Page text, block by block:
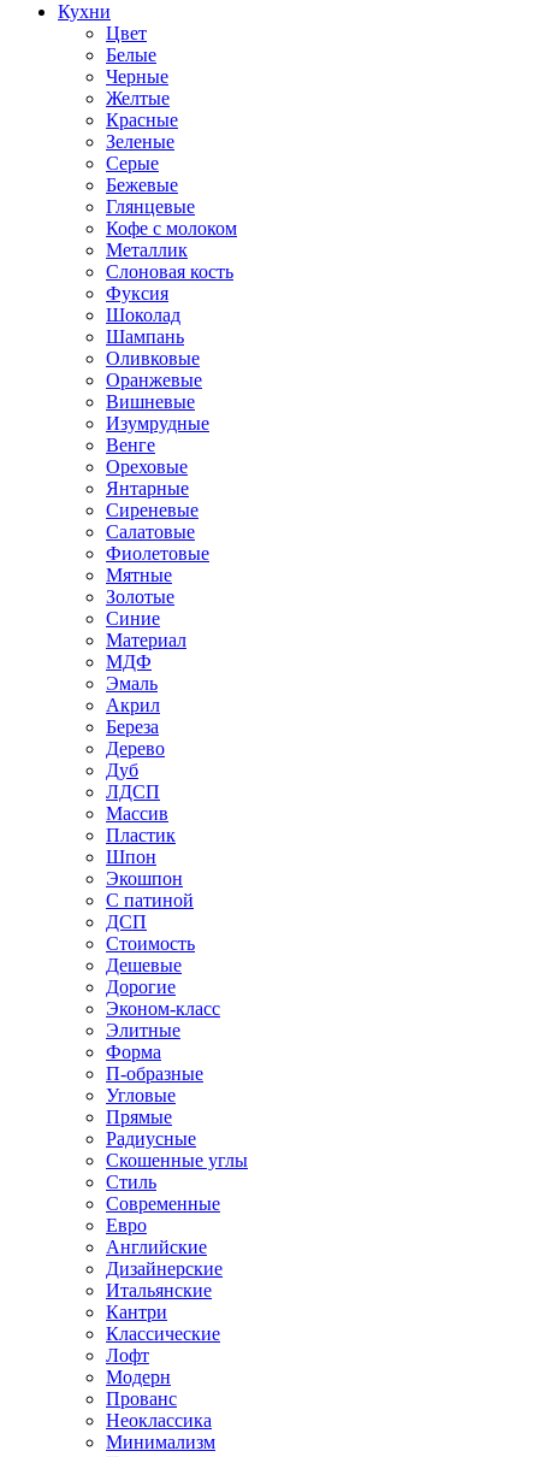
Кухни
Цвет
Белые
Черные
Желтые
Красные
Зеленые
Серые
Бежевые
Глянцевые
Кофе с молоком
Металлик
Слоновая кость
Фуксия
Шоколад
Шампань
Оливковые
Оранжевые
Вишневые
Изумрудные
Венге
Ореховые
Янтарные
Сиреневые
Салатовые
Фиолетовые
Мятные
Золотые
Синие
Материал
МДФ
Эмаль
Акрил
Береза
Дерево
Дуб
ЛДСП
Массив
Пластик
Шпон
Экошпон
С патиной
ДСП
Стоимость
Дешевые
Дорогие
Эконом-класс
Элитные
Форма
П-образные
Угловые
Прямые
Радиусные
Скошенные углы
Стиль
Современные
Евро
Английские
Дизайнерские
Итальянские
Кантри
Классические
Лофт
Модерн
Прованс
Неоклассика
Минимализм